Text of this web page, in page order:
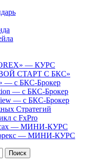
— КУРС
СТАРТ С БКС»
— с БКС-Брокер
— с БКС-Брокер
— с БКС-Брокер
Стратегий
с FxPro
— МИНИ-КУРС
— МИНИ-КУРС